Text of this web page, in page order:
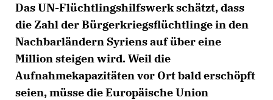
Das UN-Flüchtlingshilfswerk schätzt, dass
die Zahl der Bürgerkriegsflüchtlinge in den
Nachbarländern Syriens auf über eine
Million steigen wird. Weil die
Aufnahmekapazitäten vor Ort bald erschöpft
seien, müsse die Europäische Union